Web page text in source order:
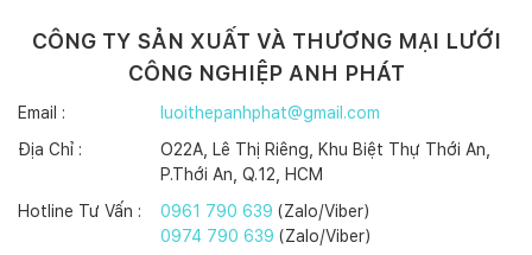
CÔNG TY SẢN XUẤT VÀ THƯƠNG MẠI LƯỚI
CÔNG NGHIỆP ANH PHÁT
Email :
luoithepanhphat@gmail.com
Địa Chỉ :
O22A, Lê Thị Riêng, Khu Biệt Thự Thới An,
P.Thới An, Q.12, HCM
Hotline Tư Vấn :
0961 790 639 (Zalo/Viber)
0974 790 639 (Zalo/Viber)